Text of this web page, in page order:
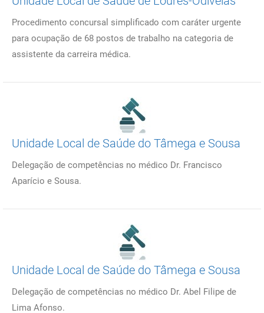
Procedimento concursal simplificado com caráter urgente
para ocupação de 68 postos de trabalho na categoria de
assistente da carreira médica.
Unidade Local de Saúde do Tâmega e Sousa
Delegação de competências no médico Dr. Francisco
Aparício e Sousa.
Unidade Local de Saúde do Tâmega e Sousa
Delegação de competências no médico Dr. Abel Filipe de
Lima Afonso.